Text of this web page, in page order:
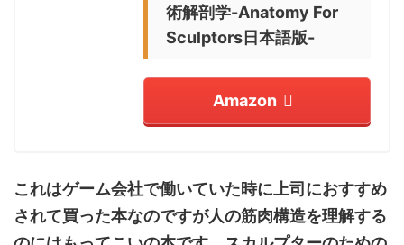
術解剖学-Anatomy For
Sculptors日本語版-
Amazon
これはゲーム会社で働いていた時に上司におすすめ
されて買った本なのですが人の筋肉構造を理解する